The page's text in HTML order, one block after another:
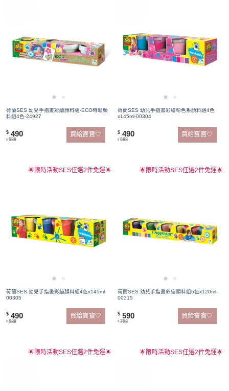
荷蘭SES 幼兒手指畫彩繪顏料組-ECO時髦顏
料組4色-24927
$ 490
$ 588
買給寶寶🤍
荷蘭SES 幼兒手指畫彩繪粉色系顏料組4色
x145ml-00304
$ 490
$ 588
買給寶寶🤍
🌟限時活動SES任選2件免運🌟
荷蘭SES 幼兒手指畫彩繪顏料組4色x145ml-
00305
$ 490
$ 588
買給寶寶🤍
🌟限時活動SES任選2件免運🌟
荷蘭SES 幼兒手指畫彩繪顏料組6色x120ml-
00315
$ 590
$ 708
買給寶寶🤍
🌟限時活動SES任選2件免運🌟 🌟限時活動SES任選2件免運🌟